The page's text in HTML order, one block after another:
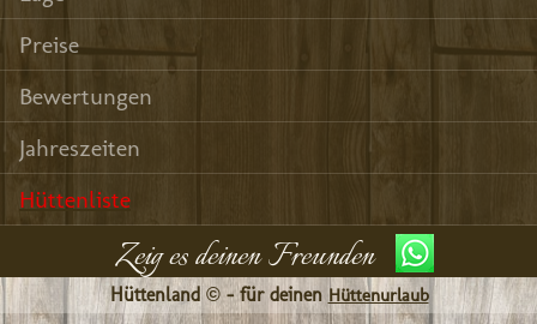
Preise
Bewertungen
Jahreszeiten
Hüttenliste
Zeig es deinen Freunden
Hüttenland © - für deinen Hüttenurlaub